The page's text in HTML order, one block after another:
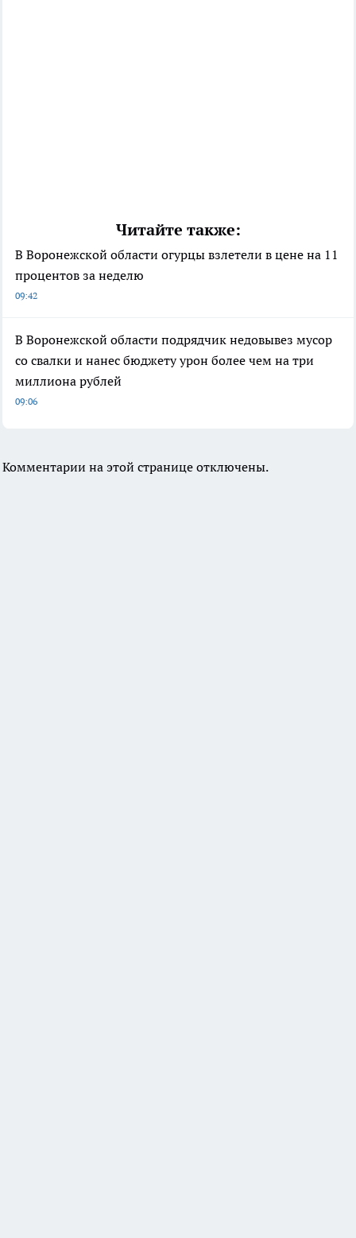
Читайте также:
В Воронежской области огурцы взлетели в цене на 11
процентов за неделю
09:42
В Воронежской области подрядчик недовывез мусор
со свалки и нанес бюджету урон более чем на три
миллиона рублей
09:06
Комментарии на этой странице отключены.